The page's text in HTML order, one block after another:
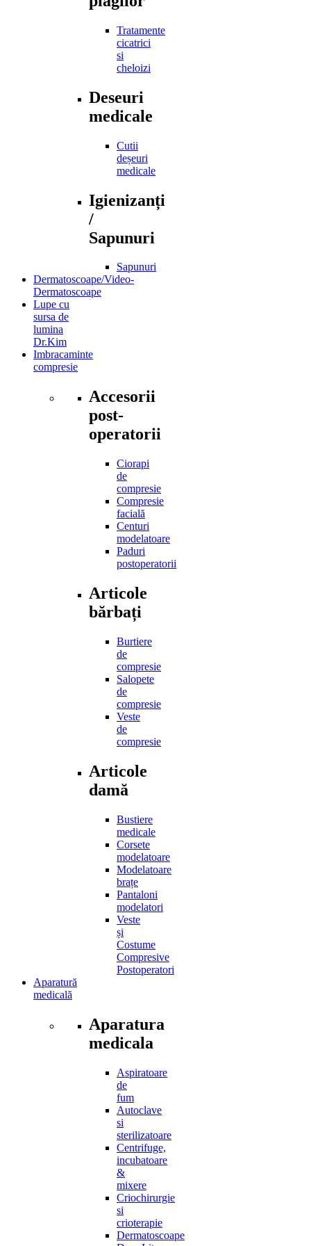
Tratamente
cicatrici
si
cheloizi
Deseuri
medicale
Cutii
deșeuri
medicale
Igienizanți
/
Sapunuri
Sapunuri
Dermatoscoape/Video-
Dermatoscoape
Lupe cu
sursa de
lumina
Dr.Kim
Imbracaminte
compresie
Accesorii
post-
operatorii
Ciorapi
de
compresie
Compresie
facială
Centuri
modelatoare
Paduri
postoperatorii
Articole
bărbați
Burtiere
de
compresie
Salopete
de
compresie
Veste
de
compresie
Articole
damă
Bustiere
medicale
Corsete
modelatoare
Modelatoare
brațe
Pantaloni
modelatori
Veste
și
Costume
Compresive
Postoperatori
Aparatură
medicală
Aparatura
medicala
Aspiratoare
de
fum
Autoclave
si
sterilizatoare
Centrifuge,
incubatoare
&
mixere
Criochirurgie
si
crioterapie
Dermatoscoape